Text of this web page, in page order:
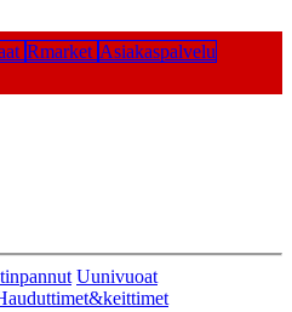
Rmarket Asiakaspalvelu
Uunivuoat